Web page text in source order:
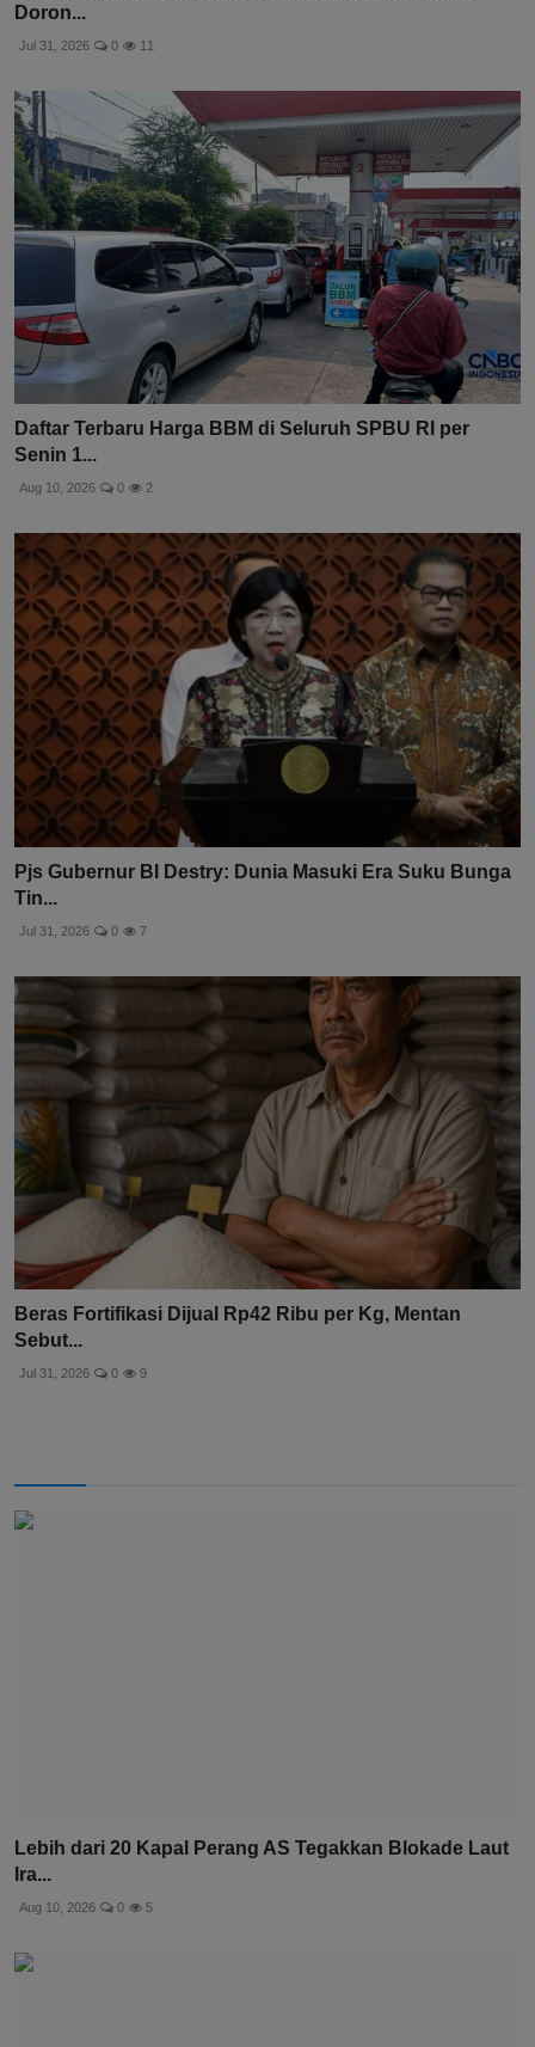
Doron...
Jul 31, 2026 0 11
Daftar Terbaru Harga BBM di Seluruh SPBU RI per
Senin 1...
Aug 10, 2026 0 2
Pjs Gubernur BI Destry: Dunia Masuki Era Suku Bunga
Tin...
Jul 31, 2026 0 7
Beras Fortifikasi Dijual Rp42 Ribu per Kg, Mentan
Sebut...
Jul 31, 2026 0 9
Lebih dari 20 Kapal Perang AS Tegakkan Blokade Laut
Ira...
Aug 10, 2026 0 5